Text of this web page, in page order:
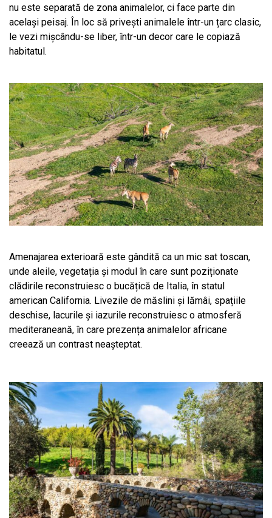
nu este separată de zona animalelor, ci face parte din
același peisaj. În loc să privești animalele într-un țarc clasic,
le vezi mișcându-se liber, într-un decor care le copiază
habitatul.
Amenajarea exterioară este gândită ca un mic sat toscan,
unde aleile, vegetația și modul în care sunt poziționate
clădirile reconstruiesc o bucățică de Italia, în statul
american California. Livezile de măslini și lămâi, spațiile
deschise, lacurile și iazurile reconstruiesc o atmosferă
mediteraneană, în care prezența animalelor africane
creează un contrast neașteptat.